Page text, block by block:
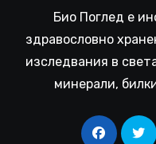
Био Поглед е
здравословно
изследвания в
минерали,